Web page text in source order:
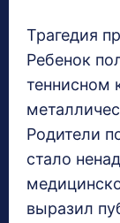
Трагедия
Ребенок
теннисном
Родители
стало
выразил